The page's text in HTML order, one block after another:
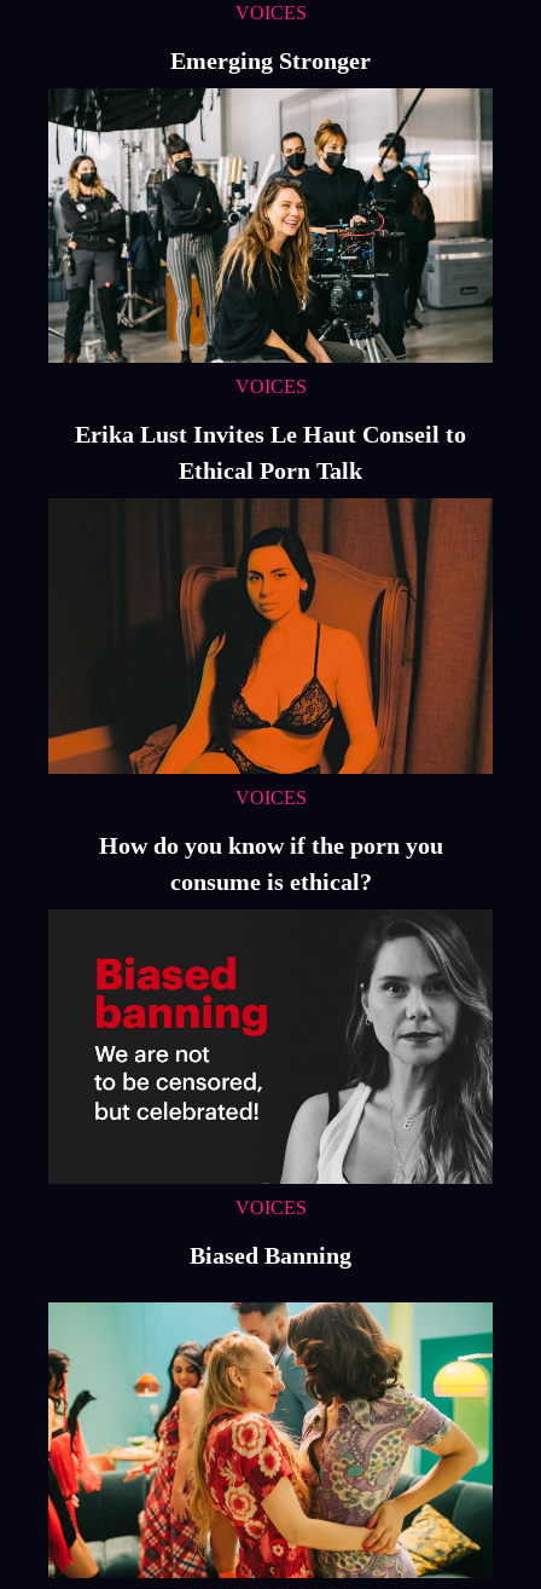
VOICES
Emerging Stronger
VOICES
Erika Lust Invites Le Haut Conseil to
Ethical Porn Talk
VOICES
How do you know if the porn you
consume is ethical?
VOICES
Biased Banning